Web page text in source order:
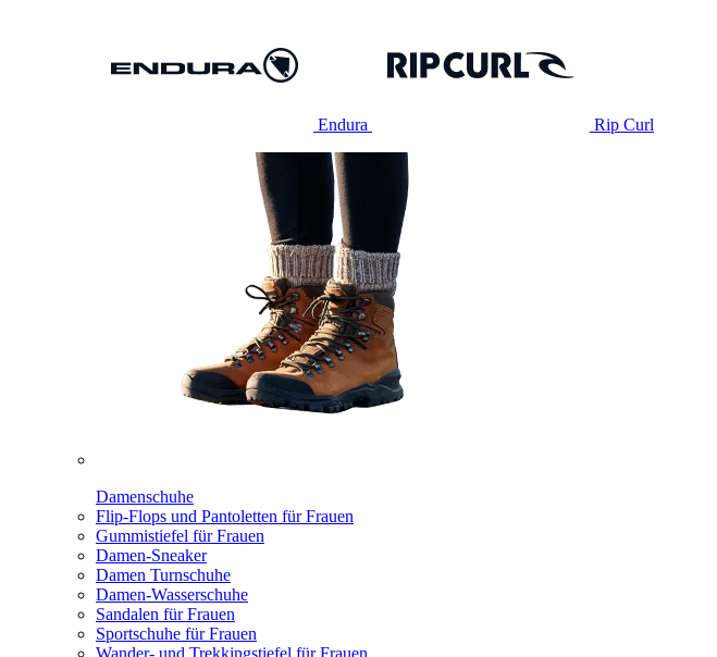
Endura Rip Curl
Damenschuhe
Flip-Flops und Pantoletten für Frauen
Gummistiefel für Frauen
Damen-Sneaker
Damen Turnschuhe
Damen-Wasserschuhe
Sandalen für Frauen
Sportschuhe für Frauen
Wander- und Trekkingstiefel für Frauen